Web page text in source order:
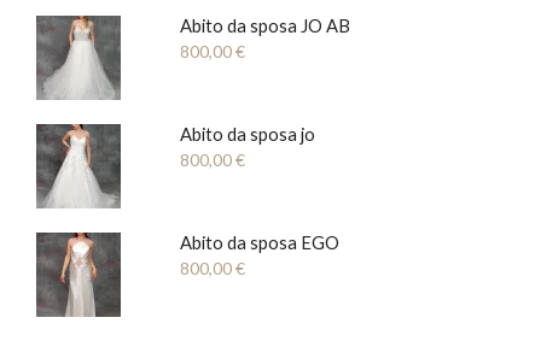
Abito da sposa JO AB
800,00€
Abito da sposa jo
800,00€
Abito da sposa EGO
800,00€